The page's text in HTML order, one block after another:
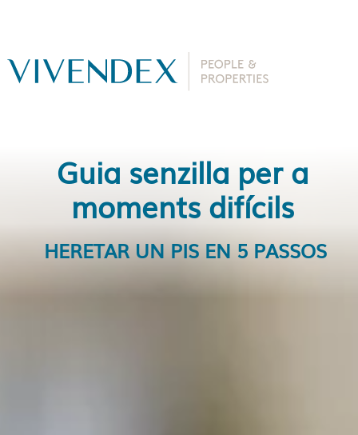
Guia senzilla per a
moments difícils
HERETAR UN PIS EN 5 PASSOS